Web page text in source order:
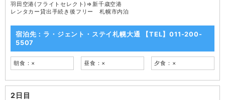
羽田空港(フライトセレクト)⇒新千歳空港
レンタカー貸出手続き後フリー 札幌市内泊
宿泊先：ラ・ジェント・ステイ札幌大通 【TEL】011-200-
5507
朝食：× 昼食：× 夕食：×
2日目